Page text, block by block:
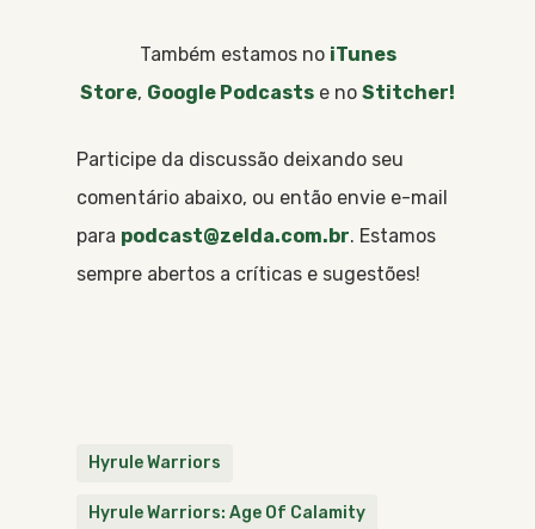
Também estamos no iTunes
Store, Google Podcasts e no Stitcher!
Participe da discussão deixando seu
comentário abaixo, ou então envie e-mail
para podcast@zelda.com.br. Estamos
sempre abertos a críticas e sugestões!
Hyrule Warriors
Hyrule Warriors: Age Of Calamity